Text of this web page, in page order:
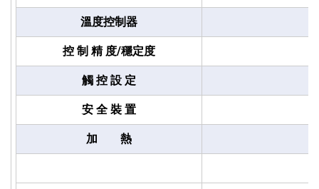
溫度控制器
控 制 精 度/穩定度
觸 控 設 定
安 全 裝 置
加 熱